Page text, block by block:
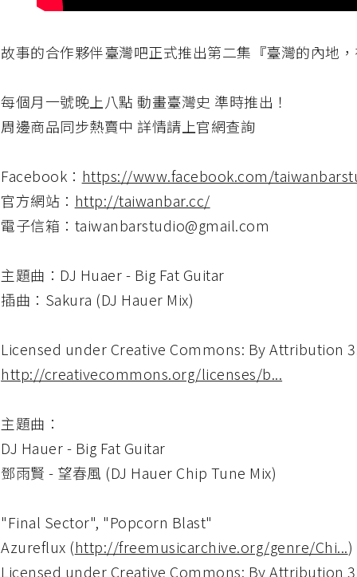
故事的合作夥伴臺灣吧正式推出第二集『臺灣的內地，
每個月一號晚上八點 動畫臺灣史 準時推出！
周邊商品同步熱賣中 詳情請上官網查詢
Facebook： https://www.facebook.com/
官方網站： http://taiwanbar.cc/
電子信箱： taiwanbarstudio@gmail.com
主題曲：DJ Huaer - Big Fat Guitar
插曲：Sakura (DJ Hauer Mix)
Licensed under Creative Commons: By Attribution
http://creativecommons.org/licenses/b...
主題曲：
DJ Hauer - Big Fat Guitar
鄧雨賢 - 望春風 (DJ Hauer Chip Tune Mix)
"Final Sector", "Popcorn Blast"
Azureflux (http://freemusicarchive.org/genre/Chi...)
Licensed under Creative Commons: By Attribution